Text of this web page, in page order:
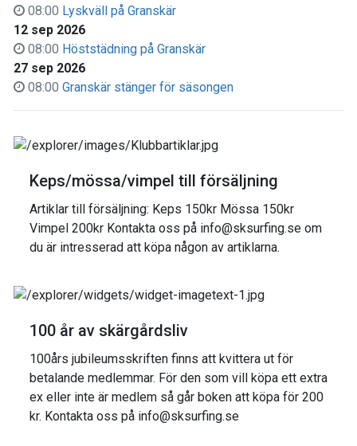
08:00 Lyskväll på Granskär
12 sep 2026
08:00 Höststädning på Granskär
27 sep 2026
08:00 Granskär stänger för säsongen
Keps/mössa/vimpel till försäljning
Artiklar till försäljning: Keps 150kr Mössa 150kr
Vimpel 200kr Kontakta oss på info@sksurfing.se om
du är intresserad att köpa någon av artiklarna.
100 år av skärgårdsliv
100års jubileumsskriften finns att kvittera ut för
betalande medlemmar. För den som vill köpa ett extra
ex eller inte är medlem så går boken att köpa för 200
kr. Kontakta oss på info@sksurfing.se